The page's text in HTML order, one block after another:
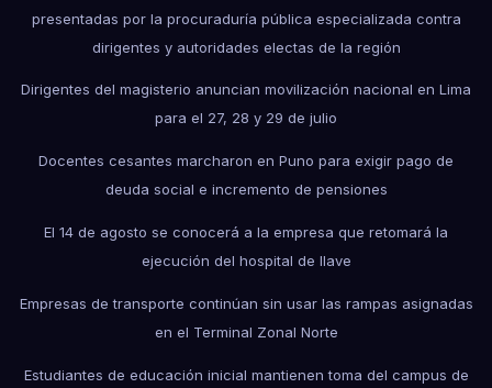
presentadas por la procuraduría pública especializada contra
dirigentes y autoridades electas de la región
Dirigentes del magisterio anuncian movilización nacional en Lima
para el 27, 28 y 29 de julio
Docentes cesantes marcharon en Puno para exigir pago de
deuda social e incremento de pensiones
El 14 de agosto se conocerá a la empresa que retomará la
ejecución del hospital de Ilave
Empresas de transporte continúan sin usar las rampas asignadas
en el Terminal Zonal Norte
Estudiantes de educación inicial mantienen toma del campus de